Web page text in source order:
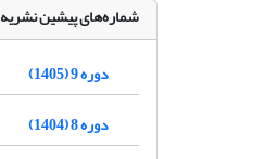
شماره‌های پیشین نشریه
دوره 9 (1405)
دوره 8 (1404)